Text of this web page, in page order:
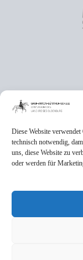
Diese Website
technisch notwendig,
uns, diese Website zu
oder werden für